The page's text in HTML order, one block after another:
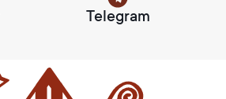
Telegram